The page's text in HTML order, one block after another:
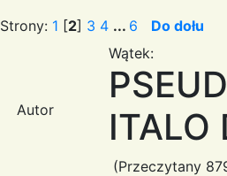
Strony: 1 [2] 3 4 ... 6 Do dołu
Autor
Wątek:
ITALO
(Przeczytany